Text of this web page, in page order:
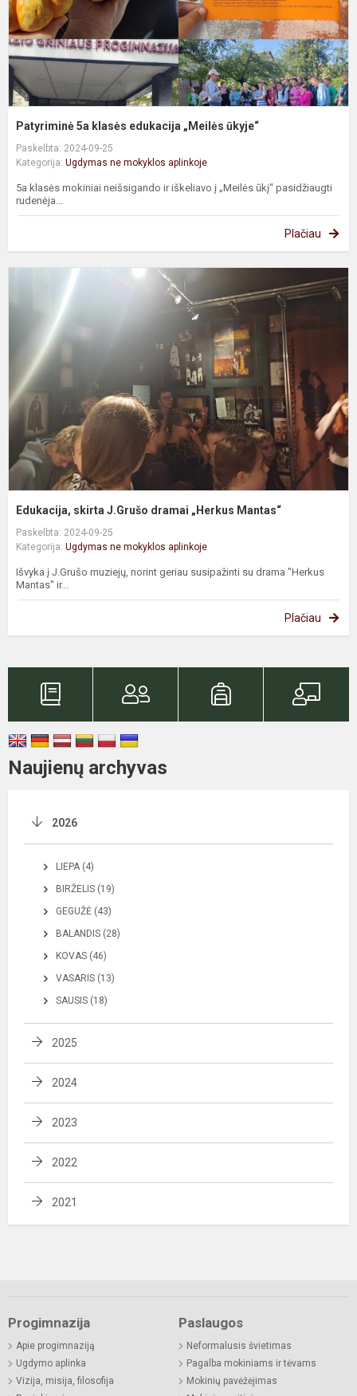
Patyriminė 5a klasės edukacija „Meilės ūkyje“
Paskelbta: 2024-09-25
Kategorija: Ugdymas ne mokyklos aplinkoje
5a klasės mokiniai neišsigando ir iškeliavo į „Meilės ūkį“ pasidžiaugti
rudenėja...
Plačiau
Edukacija, skirta J.Grušo dramai „Herkus Mantas“
Paskelbta: 2024-09-25
Kategorija: Ugdymas ne mokyklos aplinkoje
Išvyka į J.Grušo muziejų, norint geriau susipažinti su drama "Herkus
Mantas" ir...
Plačiau
Naujienų archyvas
2026
LIEPA (4)
BIRŽELIS (19)
GEGUŽĖ (43)
BALANDIS (28)
KOVAS (46)
VASARIS (13)
SAUSIS (18)
2025
2024
2023
2022
2021
Progimnazija
Apie progimnaziją
Ugdymo aplinka
Vizija, misija, filosofija
Paslaugos
Neformalusis švietimas
Pagalba mokiniams ir tėvams
Mokinių pavėžėjimas